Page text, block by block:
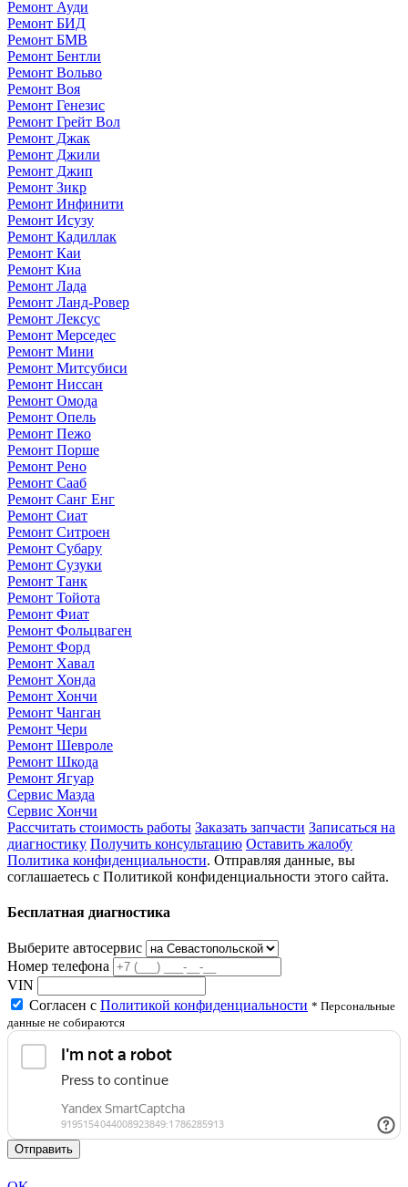
Ремонт Ауди
Ремонт БИД
Ремонт БМВ
Ремонт Бентли
Ремонт Вольво
Ремонт Воя
Ремонт Генезис
Ремонт Грейт Вол
Ремонт Джак
Ремонт Джили
Ремонт Джип
Ремонт Зикр
Ремонт Инфинити
Ремонт Исузу
Ремонт Кадиллак
Ремонт Каи
Ремонт Киа
Ремонт Лада
Ремонт Ланд-Ровер
Ремонт Лексус
Ремонт Мерседес
Ремонт Мини
Ремонт Митсубиси
Ремонт Ниссан
Ремонт Омода
Ремонт Опель
Ремонт Пежо
Ремонт Порше
Ремонт Рено
Ремонт Сааб
Ремонт Санг Енг
Ремонт Сиат
Ремонт Ситроен
Ремонт Субару
Ремонт Сузуки
Ремонт Танк
Ремонт Тойота
Ремонт Фиат
Ремонт Фольцваген
Ремонт Форд
Ремонт Хавал
Ремонт Хонда
Ремонт Хончи
Ремонт Чанган
Ремонт Чери
Ремонт Шевроле
Ремонт Шкода
Ремонт Ягуар
Сервис Мазда
Сервис Хончи
Рассчитать стоимость работы Заказать запчасти Записаться на
диагностику Получить консультацию Оставить жалобу
Политика конфиденциальности. Отправляя данные, вы
соглашаетесь с Политикой конфиденциальности этого сайта.
Бесплатная диагностика
Выберите автосервис
Номер телефона
VIN
Согласен с Политикой конфиденциальности * Персональные
данные не собираются
Отправить